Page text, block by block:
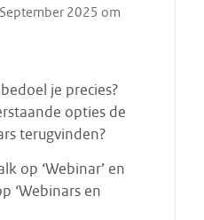
2025 om
je precies?
opties de
terugvinden?
op ‘Webinar’ en
‘Webinars en